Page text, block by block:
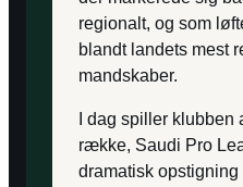
regionalt, og som
blandt landets mest
mandskaber.
I dag spiller klubben
række, Saudi Pro
dramatisk opstigning